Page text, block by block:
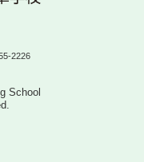
2226
School